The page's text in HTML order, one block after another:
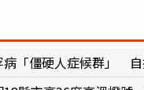
病「僵硬人症候群」